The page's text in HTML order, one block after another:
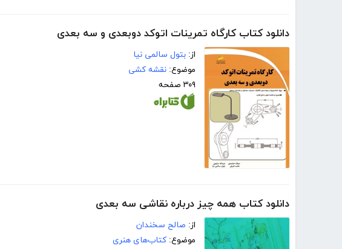
دانلود کتاب کارگاه تمرینات اتوکد دوبعدی و سه بعدی
از: بتول سالمی نیا
موضوع: نقشه کشی
۳۰۹ صفحه
دانلود کتاب همه چیز درباره نقاشی سه بعدی
از: صالح سخندان
موضوع: کتاب‌های هنری